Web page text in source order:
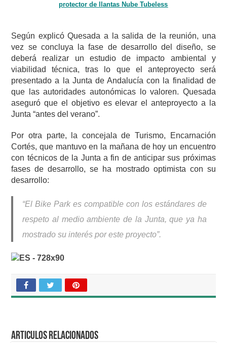
protector de llantas Nube Tubeless
Según explicó Quesada a la salida de la reunión, una
vez se concluya la fase de desarrollo del diseño, se
deberá realizar un estudio de impacto ambiental y
viabilidad técnica, tras lo que el anteproyecto será
presentado a la Junta de Andalucía con la finalidad de
que las autoridades autonómicas lo valoren. Quesada
aseguró que el objetivo es elevar el anteproyecto a la
Junta “antes del verano”.
Por otra parte, la concejala de Turismo, Encarnación
Cortés, que mantuvo en la mañana de hoy un encuentro
con técnicos de la Junta a fin de anticipar sus próximas
fases de desarrollo, se ha mostrado optimista con su
desarrollo:
“El Bike Park es compatible con los estándares de
respeto al medio ambiente de la Junta, que ya ha
mostrado su interés por este proyecto”.
Articulos relacionados